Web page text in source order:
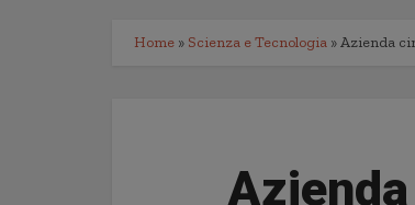
Home » Scienza e Tecnologia »Azienda